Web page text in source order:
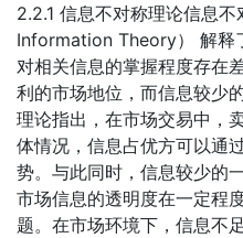
2.2.1 信息不对称理论信息
Information Theory） 解释
对相关信息的掌握程度存在
利的市场地位，而信息较少
理论指出，在市场交易中，
体情况，信息占优方可以通
势。与此同时，信息较少的
市场信息的透明度在一定程
题。在市场环境下，信息不